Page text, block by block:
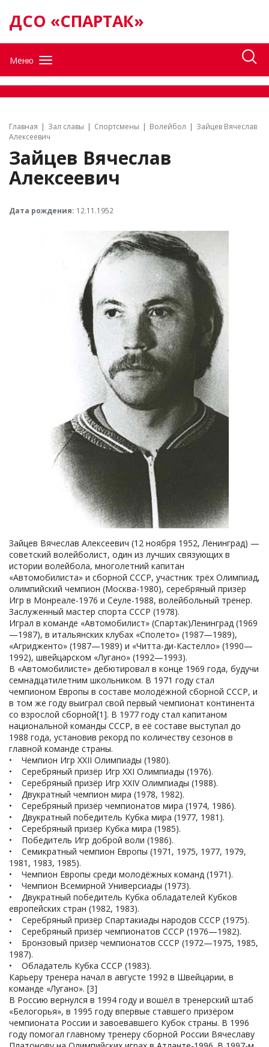
ДСО «СПАРТАК»
Меню
Главная Зал славы Спортсмены Волейбол
Зайцев Вячеслав
Алексеевич
Зайцев Вячеслав
Алексеевич
Дата рождения: 12.11.1952
Зайцев Вячеслав Алексеевич (12 ноября 1952, Ленинград) —
советский волейболист, один из лучших связующих в
истории волейбола, многолетний капитан
«Автомобилиста» и сборной СССР, участник трёх Олимпиад,
олимпийский чемпион (Москва-1980), серебряный призёр
Игр в Монреале-1976 и Сеуле-1988, волейбольный тренер.
Заслуженный мастер спорта СССР (1978).
Играл в команде «Автомобилист» (Спартак)Ленинград (1969
—1987), в итальянских клубах «Сполето» (1987—1989),
«Агридженто» (1987—1989) и «Читта-ди-Кастелло» (1990—
1992), швейцарском «Лугано» (1992—1993).
В «Автомобилисте» дебютировал в конце 1969 года, будучи
семнадцатилетним школьником. В 1971 году стал
чемпионом Европы в составе молодёжной сборной СССР, и
в том же году выиграл свой первый чемпионат континента
со взрослой сборной[1]. В 1977 году стал капитаном
национальной команды СССР, в её составе выступал до
1988 года, установив рекорд по количеству сезонов в
главной команде страны.
• Чемпион Игр XXII Олимпиады (1980).
• Серебряный призёр Игр XXI Олимпиады (1976).
• Серебряный призёр Игр XXIV Олимпиады (1988).
• Двукратный чемпион мира (1978, 1982).
• Серебряный призёр чемпионатов мира (1974, 1986).
• Двукратный победитель Кубка мира (1977, 1981).
• Серебряный призёр Кубка мира (1985).
• Победитель Игр доброй воли (1986).
• Семикратный чемпион Европы (1971, 1975, 1977, 1979,
1981, 1983, 1985).
• Чемпион Европы среди молодёжных команд (1971).
• Чемпион Всемирной Универсиады (1973).
• Двукратный победитель Кубка обладателей Кубков
европейских стран (1982, 1983).
• Серебряный призёр Спартакиады народов СССР (1975).
• Серебряный призёр чемпионатов СССР (1976—1982).
• Бронзовый призёр чемпионатов СССР (1972—1975, 1985,
1987).
• Обладатель Кубка СССР (1983).
Карьеру тренера начал в августе 1992 в Швейцарии, в
команде «Лугано». [3]
В Россию вернулся в 1994 году и вошёл в тренерский штаб
«Белогорья», в 1995 году впервые ставшего призёром
чемпионата России и завоевавшего Кубок страны. В 1996
году помогал главному тренеру сборной России Вячеславу